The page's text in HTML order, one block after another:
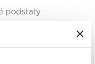
podstaty
neopustí továrnu,
zneužila třetí strana.